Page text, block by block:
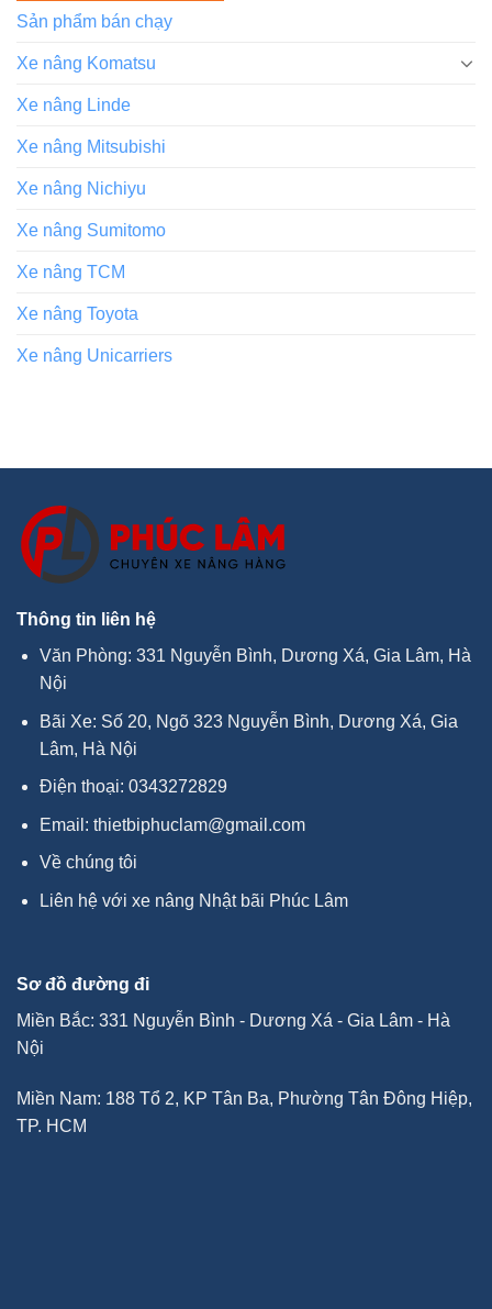
Sản phẩm bán chạy
Xe nâng Komatsu
Xe nâng Linde
Xe nâng Mitsubishi
Xe nâng Nichiyu
Xe nâng Sumitomo
Xe nâng TCM
Xe nâng Toyota
Xe nâng Unicarriers
Thông tin liên hệ
Văn Phòng: 331 Nguyễn Bình, Dương Xá, Gia Lâm, Hà
Nội
Bãi Xe: Số 20, Ngõ 323 Nguyễn Bình, Dương Xá, Gia
Lâm, Hà Nội
Điện thoại: 0343272829
Email: thietbiphuclam@gmail.com
Về chúng tôi
Liên hệ với xe nâng Nhật bãi Phúc Lâm
Sơ đồ đường đi
Miền Bắc: 331 Nguyễn Bình - Dương Xá - Gia Lâm - Hà
Nội
Miền Nam: 188 Tổ 2, KP Tân Ba, Phường Tân Đông Hiệp,
TP. HCM